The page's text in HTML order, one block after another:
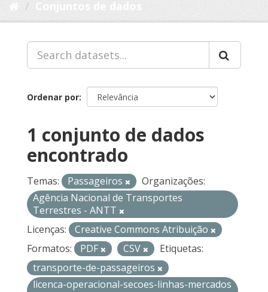
Ordenar por
1 conjunto de dados
encontrado
Temas: Passageiros
Organizações:
Agência Nacional de Transportes
Terrestres - ANTT
Licenças:
Creative Commons Atribuição
Formatos:
PDF CSV
Etiquetas:
transporte-de-passageiros
licenca-operacional-secoes-linhas-mercados